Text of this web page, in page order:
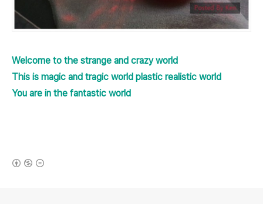
Welcome to the strange and crazy world
This is magic and tragic world plastic realistic world ​
You are in the fantastic world